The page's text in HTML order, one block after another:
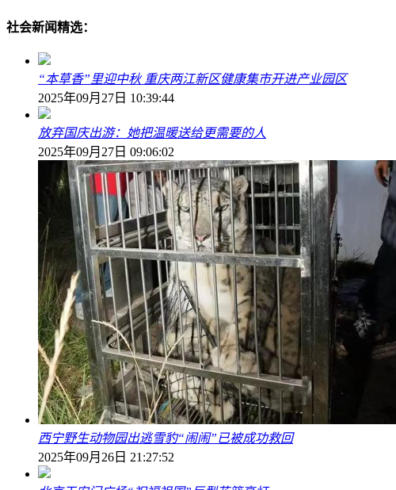
社会新闻精选：
“本草香”里迎中秋 重庆两江新区健康集市开进产业园区
2025年09月27日 10:39:44
放弃国庆出游：她把温暖送给更需要的人
2025年09月27日 09:06:02
西宁野生动物园出逃雪豹“闹闹”已被成功救回
2025年09月26日 21:27:52